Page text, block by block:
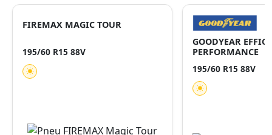
FIREMAX MAGIC TOUR
195/60 R15 88V
GOODYEAR
PERFORMANCE
195/60 R15 88V